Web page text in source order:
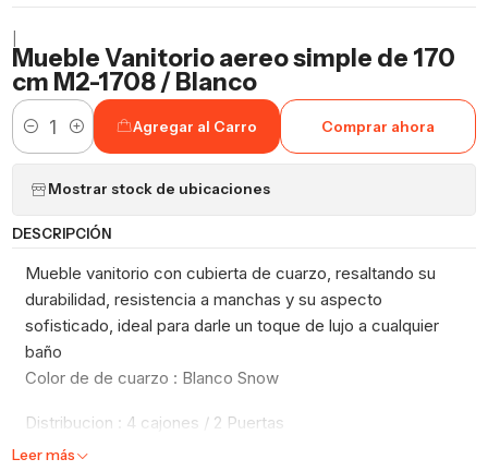
Mueble Vanitorio aereo simple de 170
cm M2-1708 / Blanco
Cantidad
Agregar al Carro Comprar ahora
Mostrar stock de ubicaciones
DESCRIPCIÓN
Mueble vanitorio con cubierta de cuarzo, resaltando su
durabilidad, resistencia a manchas y su aspecto
sofisticado, ideal para darle un toque de lujo a cualquier
baño
Color de de cuarzo : Blanco Snow
Distribucion : 4 cajones / 2 Puertas
Leer más